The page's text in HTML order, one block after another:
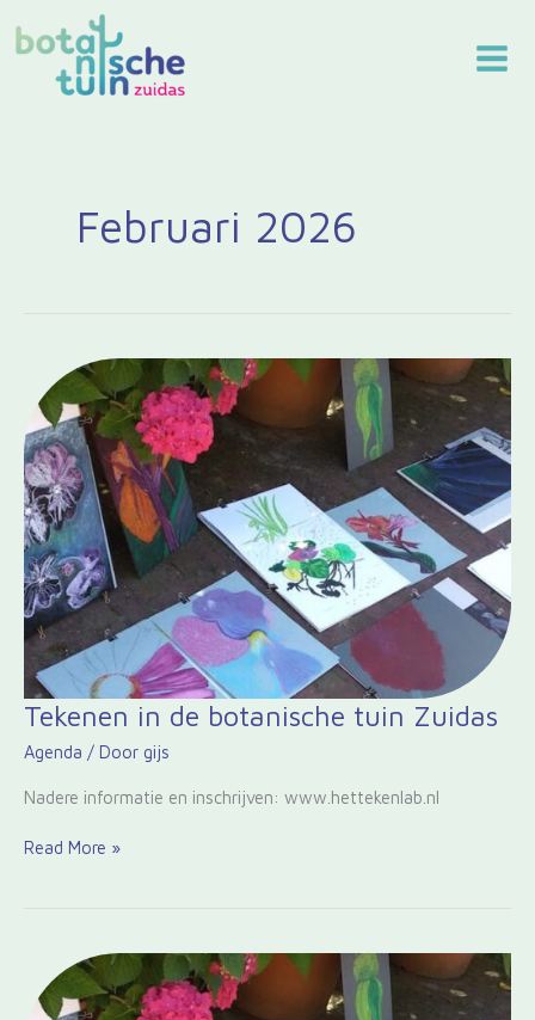
naar
de
Februari 2026
Tekenen in de botanische tuin Zuidas
Agenda / Door gijs
Nadere informatie en inschrijven: www.hettekenlab.nl
Tekenen
de
tuin
Read More »